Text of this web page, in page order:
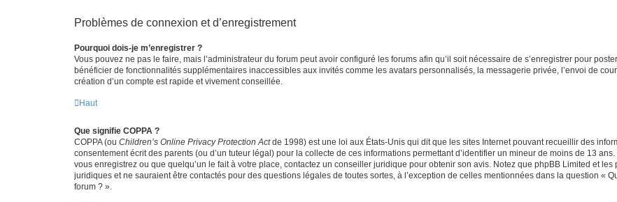
Problèmes de connexion et d’enregistrement
Pourquoi dois-je m’enregistrer ?
Vous pouvez ne pas le faire, mais l’administrateur du forum peut avoir configuré les forums afin qu’il soit nécessaire de s’enregistrer pour
bénéficier de fonctionnalités supplémentaires inaccessibles aux invités comme les avatars personnalisés, la messagerie privée, l’envoi de
création d’un compte est rapide et vivement conseillée.
Haut
Que signifie COPPA ?
COPPA (ou Children’s Online Privacy Protection Actde 1998) est une loi aux États-Unis qui dit que les sites Internet pouvant recueillir des
consentement écrit des parents (ou d’un tuteur légal) pour la collecte de ces informations permettant d’identifier un mineur de moins de 13
vous enregistrez ou que quelqu’un le fait à votre place, contactez un conseiller juridique pour obtenir son avis. Notez que phpBB Limited et
juridiques et ne sauraient être contactés pour des questions légales de toutes sortes, à l’exception de celles mentionnées dans la question «
forum ? ».